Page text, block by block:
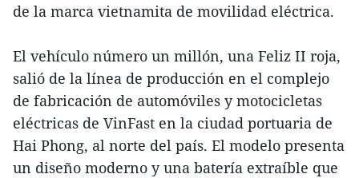
de la marca vietnamita de movilidad eléctrica.
El vehículo número un millón, una Feliz II roja,
salió de la línea de producción en el complejo
de fabricación de automóviles y motocicletas
eléctricas de VinFast en la ciudad portuaria de
Hai Phong, al norte del país. El modelo presenta
un diseño moderno y una batería extraíble que